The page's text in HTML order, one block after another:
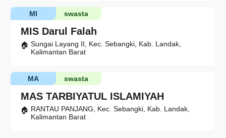
MIS Darul Falah
swasta
MI
Sungai Layang II, Kec. Sebangki, Kab. Landak,
Kalimantan Barat
MAS TARBIYATUL ISLAMIYAH
swasta
MA
RANTAU PANJANG, Kec. Sebangki, Kab. Landak,
Kalimantan Barat